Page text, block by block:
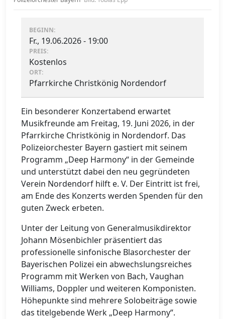
BEGINN:
Fr., 19.06.2026 - 19:00
PREIS:
Kostenlos
ORT:
Pfarrkirche Christkönig Nordendorf
Ein besonderer Konzertabend erwartet
Musikfreunde am Freitag, 19. Juni 2026, in der
Pfarrkirche Christkönig in Nordendorf. Das
Polizeiorchester Bayern gastiert mit seinem
Programm „Deep Harmony“ in der Gemeinde
und unterstützt dabei den neu gegründeten
Verein Nordendorf hilft e. V. Der Eintritt ist frei,
am Ende des Konzerts werden Spenden für den
guten Zweck erbeten.
Unter der Leitung von Generalmusikdirektor
Johann Mösenbichler präsentiert das
professionelle sinfonische Blasorchester der
Bayerischen Polizei ein abwechslungsreiches
Programm mit Werken von Bach, Vaughan
Williams, Doppler und weiteren Komponisten.
Höhepunkte sind mehrere Solobeiträge sowie
das titelgebende Werk „Deep Harmony“.